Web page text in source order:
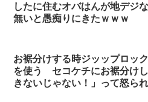
したに住むオバはんが地デジ
無いと愚痴りにきたｗｗｗ
お裾分けする時ジッップロッ
を使う セコケチにお裾分け
きないじゃない！」って怒ら